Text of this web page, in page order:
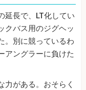
延長で、LT化してい
クバス用のジグヘッ
。別に競っているわ
アングラーに負けた
力がある。おそらく